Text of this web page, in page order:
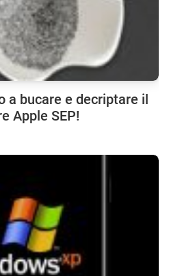
a bucare e decriptare il
Apple SEP!